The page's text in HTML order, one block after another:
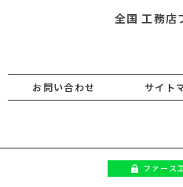
全国 工務店
お問い合わせ サイト
ファース